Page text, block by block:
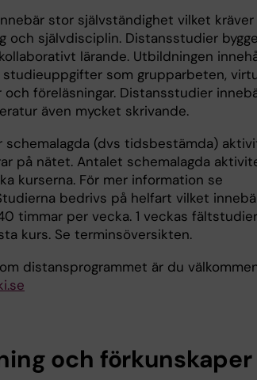
stor självständighet vilket kräver
och självdisciplin. Distansstudier
lärande. Utbildningen
som grupparbeten,
och föreläsningar. Distansstudier
även mycket skrivande.
schemalagda (dvs tidsbestämda)
på nätet. Antalet schemalagda
kurserna. För mer information se
bedrivs på helfart vilket
timmar per vecka. 1 veckas fältstudier
kurs. Se terminsöversikten.
distansprogrammet är du
och förkunskaper